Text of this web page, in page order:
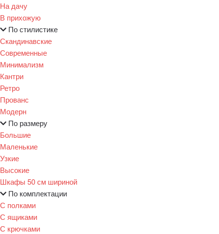
На дачу
В прихожую
По стилистике
Скандинавские
Современные
Минимализм
Кантри
Ретро
Прованс
Модерн
По размеру
Большие
Маленькие
Узкие
Высокие
Шкафы 50 см шириной
По комплектации
С полками
С ящиками
С крючками